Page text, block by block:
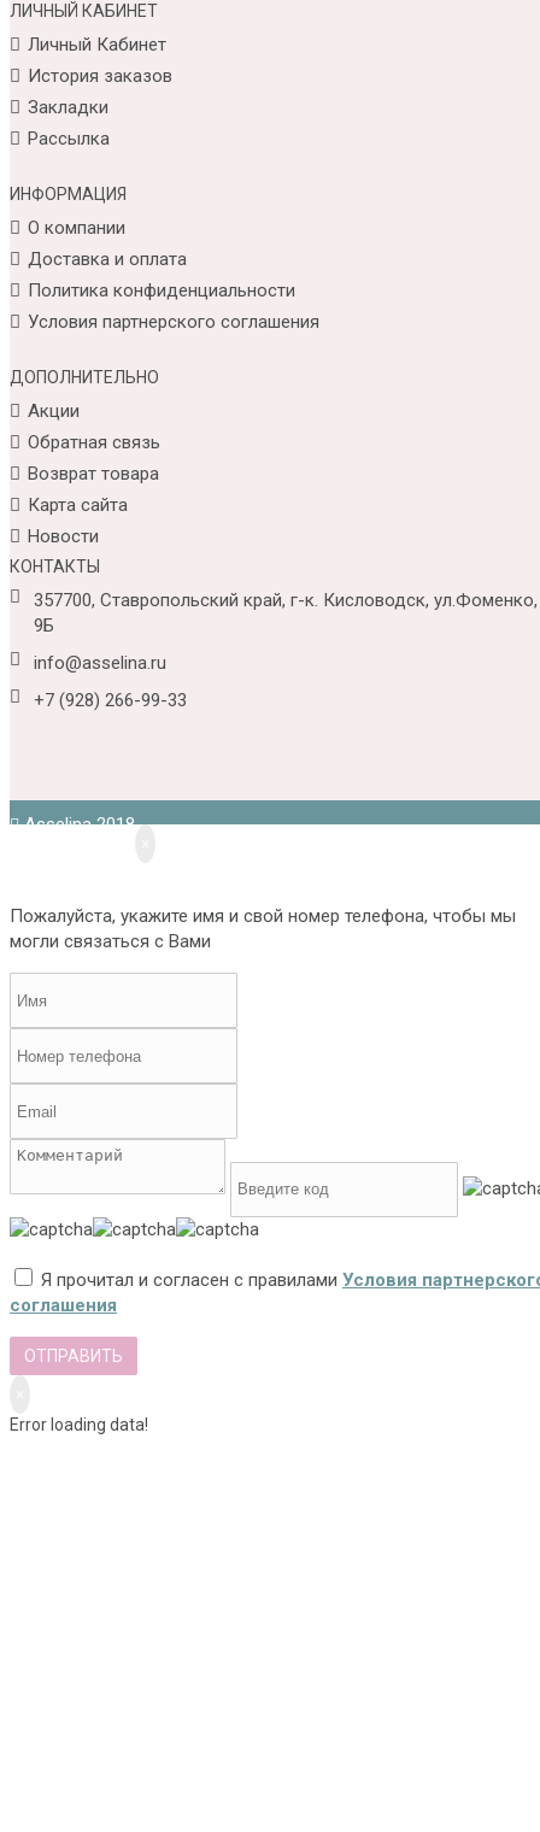
ЛИЧНЫЙ КАБИНЕТ
Личный Кабинет
История заказов
Закладки
Рассылка
ИНФОРМАЦИЯ
О компании
Доставка и оплата
Политика конфиденциальности
Условия партнерского соглашения
ДОПОЛНИТЕЛЬНО
Акции
Обратная связь
Возврат товара
Карта сайта
Новости
КОНТАКТЫ
357700, Ставропольский край, г-к. Кисловодск, ул.Фоменко,
9Б
info@asselina.ru
+7 (928) 266-99-33
Asselina 2018
Пожалуйста, укажите имя и свой номер телефона, чтобы мы
могли связаться с Вами
Я прочитал и согласен с правилами Условия
соглашения
ОТПРАВИТЬ
Error loading data!